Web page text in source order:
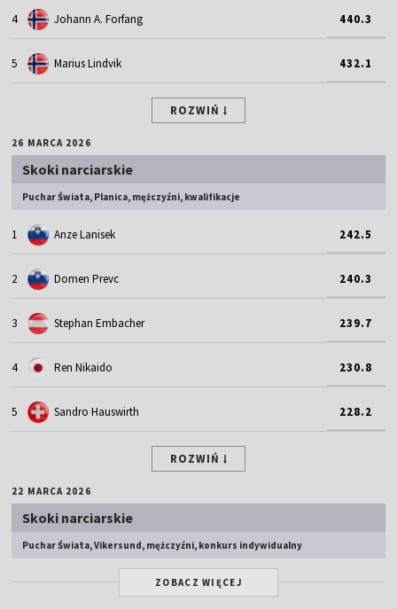
4 Johann A. Forfang 440.3
5 Marius Lindvik 432.1
ROZWIŃ
26 MARCA 2026
Skoki narciarskie
Puchar Świata, Planica, mężczyźni, kwalifikacje
1 Anze Lanisek 242.5
2 Domen Prevc 240.3
3 Stephan Embacher 239.7
4 Ren Nikaido 230.8
5 Sandro Hauswirth 228.2
ROZWIŃ
22 MARCA 2026
Skoki narciarskie
Puchar Świata, Vikersund, mężczyźni, konkurs indywidualny
ZOBACZ WIĘCEJ